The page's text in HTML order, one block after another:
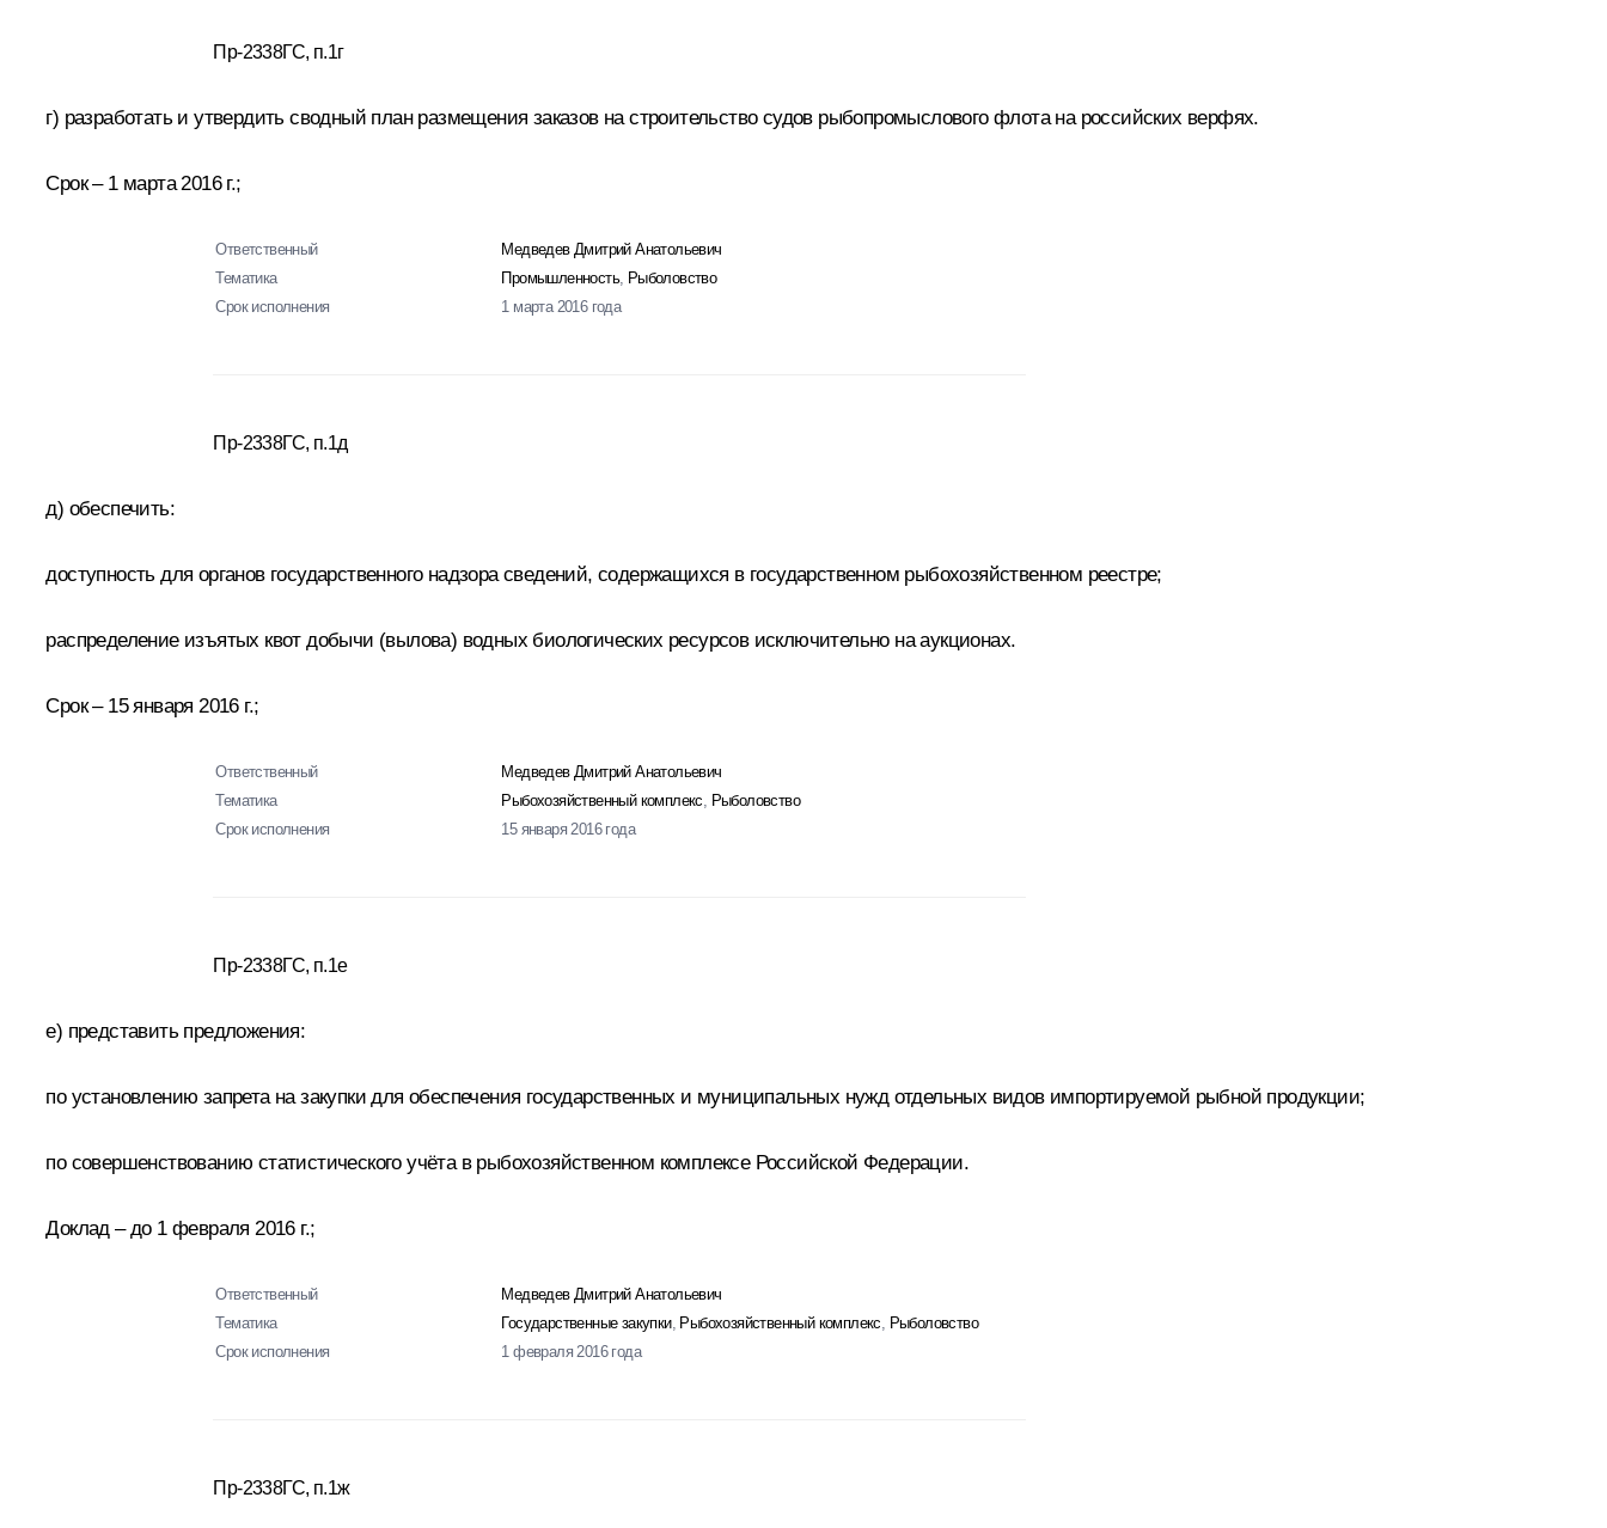
Пр-2338ГС, п.1г
г) разработать и утвердить сводный план размещения заказов на строительство судов рыбопромыслового флота на российских верфях.
Срок – 1 марта 2016 г.;
Ответственный
Медведев Дмитрий Анатольевич
Тематика
Промышленность, Рыболовство
Срок исполнения
1 марта 2016 года
Пр-2338ГС, п.1д
д) обеспечить:
доступность для органов государственного надзора сведений, содержащихся в государственном рыбохозяйственном реестре;
распределение изъятых квот добычи (вылова) водных биологических ресурсов исключительно на аукционах.
Срок – 15 января 2016 г.;
Ответственный
Медведев Дмитрий Анатольевич
Тематика
Рыбохозяйственный комплекс Рыболовство
Срок исполнения
15 января 2016 года
Пр-2338ГС, п.1е
е) представить предложения:
по установлению запрета на закупки для обеспечения государственных и муниципальных нужд отдельных видов импортируемой рыбной продукции;
по совершенствованию статистического учёта в рыбохозяйственном комплексе Российской Федерации.
Доклад – до 1 февраля 2016 г.;
Ответственный
Медведев Дмитрий Анатольевич
Тематика
Государственные закупки, Рыбохозяйственный комплекс Рыболовство
Срок исполнения
1 февраля 2016 года
Пр-2338ГС, п.1ж